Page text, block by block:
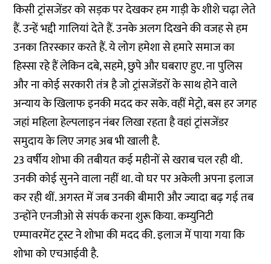
किसी ट्रांसजेंडर को सड़क पर देखकर हम गाड़ी के शीशे चढ़ा लेते
हैं. उन्हें भद्दी गालियां देते हैं. उनके अलग दिखने की वजह से हम
उनका तिरस्कार करते हैं. ये लोग हमेशा से हमारे समाज का
हिस्सा रहे हैं लेकिन दबे, सहमे, छुपे और घबराए हुए. ना पुलिस
और ना कोई सरकारी तंत्र है जो ट्रांसजेंडरों के साथ होने वाले
अन्याय के खिलाफ इनकी मदद कर सके. वहीं मेट्रो, बस हर जगह
जहां महिला हेल्पलाइन नंबर लिखा रहता है वहां ट्रांसजेंडर
समुदाय के लिए जगह अब भी खाली है.
23 वर्षीय शोभा की तबीयत कई महीनों से खराब चल रही थी.
उनकी कोई सुनने वाला नहीं था. वो घर पर अकेली अपना इलाज
कर रही थीं. अगस्त में जब उनकी बीमारी और ज्यादा बढ़ गई तब
उन्होंने एनजीओ से संपर्क करना शुरू किया. कम्युनिटी
एम्पावरमेंट ट्रस्ट ने शोभा की मदद की. इलाज में पाया गया कि
शोभा को एचआईवी है.